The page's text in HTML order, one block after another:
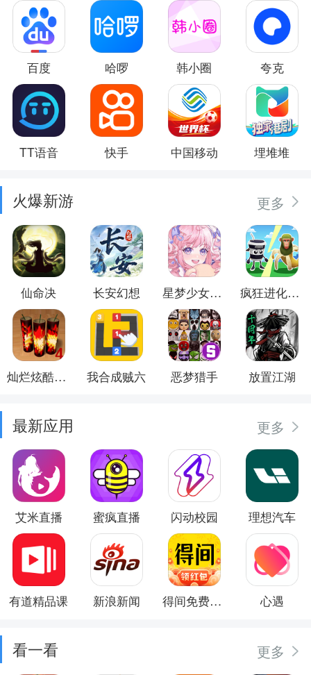
百度 哈啰 韩小圈 夸克
TT语音 快手 中国移动 埋堆堆
火爆新游 更多
仙命决 长安幻想 星梦少女换装 疯狂进化防卫战
灿烂炫酷模拟器 我合成贼六 恶梦猎手 放置江湖
最新应用 更多
艾米直播 蜜疯直播 闪动校园 理想汽车
有道精品课 新浪新闻 得间免费小说 心遇
看一看 更多